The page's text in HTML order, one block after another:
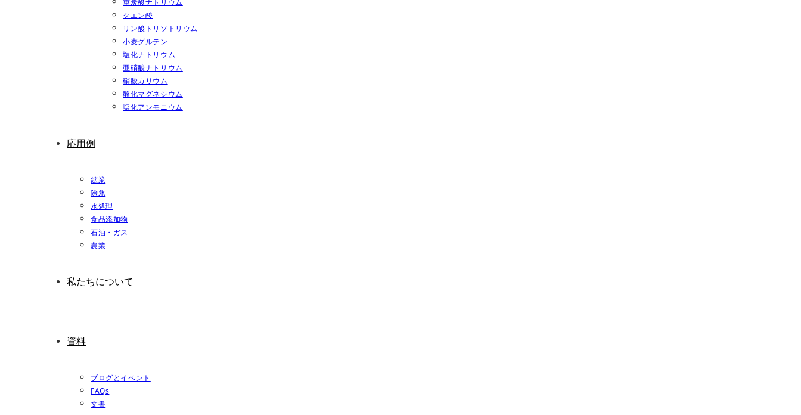
重炭酸ナトリウム
クエン酸
リン酸トリソトリウム
小麦グルテン
塩化ナトリウム
亜硝酸ナトリウム
硝酸カリウム
酸化マグネシウム
塩化アンモニウム
応用例
鉱業
除氷
水処理
食品添加物
石油・ガス
農業
私たちについて
資料
ブログとイベント
FAQs
文書